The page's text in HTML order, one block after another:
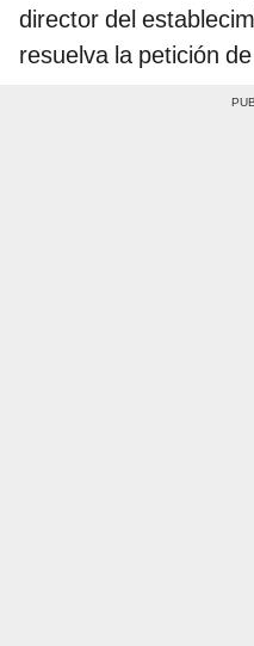
director del
resuelva la petición